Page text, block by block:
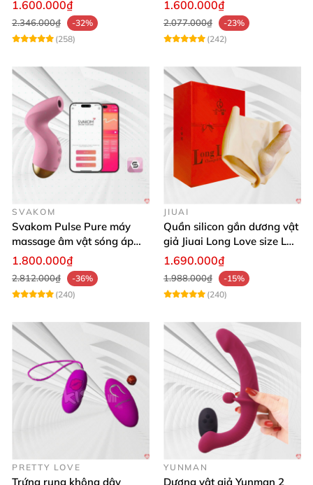
1.600.000₫
2.346.000₫
-32%
(258)
1.600.000₫
2.077.000₫
-23%
(242)
SVAKOM
Svakom Pulse Pure máy
massage âm vật sóng áp
lực điều khiển app cao cấp
1.800.000₫
2.812.000₫
-36%
(240)
JIUAI
Quần silicon gắn dương vật
giả Jiuai Long Love size L
cho nữ les
1.690.000₫
1.988.000₫
-15%
(240)
PRETTY LOVE
Trứng rung không dây
YUNMAN
Dương vật giả Yunman 2